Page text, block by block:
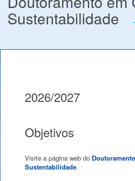
Sustentabilidade
2026/2027
Objetivos
Visite a página web do
Sustentabilidade.